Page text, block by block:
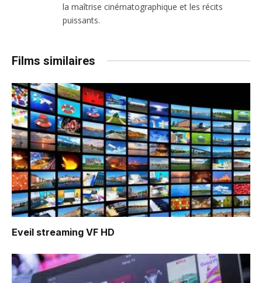
la maîtrise cinématographique et les récits
puissants.
Films similaires
Eveil streaming VF HD